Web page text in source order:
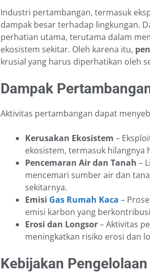
Industri pertambangan, termasuk
dampak besar terhadap lingkungan.
perhatian utama, terutama dalam
ekosistem sekitar. Oleh karena itu,
krusial yang harus diperhatikan oleh
Dampak
Aktivitas pertambangan dapat
Kerusakan Ekosistem –
ekosistem, termasuk hilangnya
Pencemaran Air dan Tanah –
mencemari sumber air dan
sekitarnya.
Emisi Gas Rumah Kaca –
emisi karbon yang
Erosi dan Longsor– Aktivitas
meningkatkan risiko erosi dan
Kebijakan